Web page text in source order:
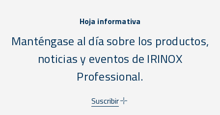
Hoja informativa
Manténgase al día sobre los productos,
noticias y eventos de IRINOX
Professional.
Suscribir